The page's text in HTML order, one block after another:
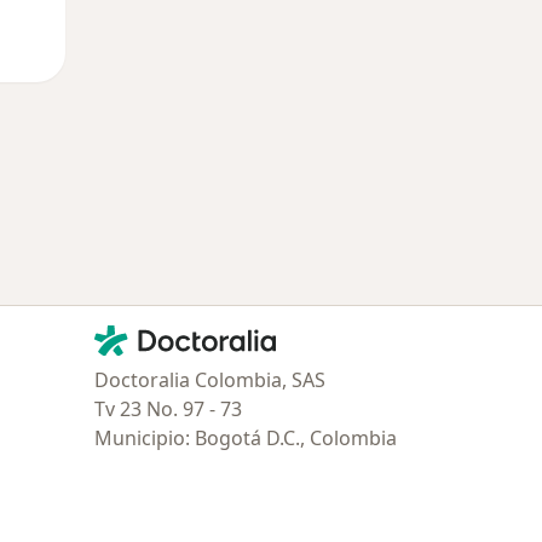
Contacto
Doctoralia - Página de inicio
Doctoralia Colombia, SAS
Tv 23 No. 97 - 73
Municipio: Bogotá D.C., Colombia